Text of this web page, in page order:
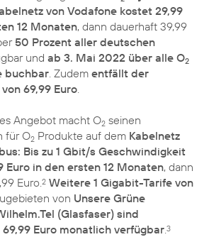
von Vodafone kostet 29,99
12 Monaten, dann dauerhaft 39,99
50 Prozent aller deutschen
und ab 3. Mai 2022 über alle O2
buchbar . Zudem entfällt der
69,99 Euro
Angebot macht O2 seinen
für O2 Produkte auf dem Kabelnetz
Bis zu 1 Gbit/s Geschwindigkeit
Euro in den ersten 12 Monaten, dann
Euro. 2 Weitere 1 Gigabit-Tarife von
von Unsere Grüne
(Glasfaser) sind
Euro monatlich verfügbar 3